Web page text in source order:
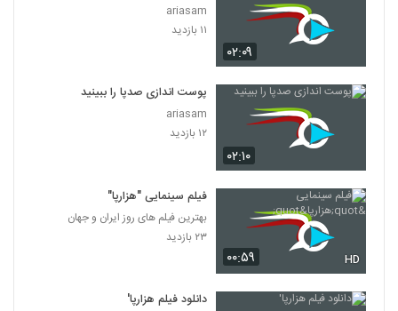
۰۲:۰۹
ariasam
۱۱ بازدید
۰۲:۱۰
پوست اندازی صدپا را ببینید
ariasam
۱۲ بازدید
۰۰:۵۹ HD
فیلم سینمایی "هزارپا"
بهترین فیلم های روز ایران و جهان
۲۳ بازدید
دانلود فیلم هزارپا'